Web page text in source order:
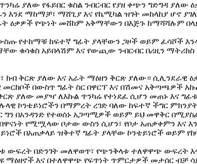
ያለው የፋይበር ቁስል ንብርብር የያዘ ቀጭን ግድግዳ
እንደ ማከማቻ፣ ማሸጊያ እና የኬሚካል ዝገት መከላከያ ሆኖ
ዕቃዎች የጭነት መሸከም አቅማቸውን በእጅጉ ከማሻሻሉም
የተከማቹ ከፍተኛ ግፊት ያላቸውን ጋዞች ወይም ፈሳሾች
ቁሳቁስ አይበላሽም እና የውጪው ንብርብር በሪዚን ማትሪክስ
ቅርጽ ያለው እና አራት ማዕዘን ቅርጽ ያለው። ሲሊንደራዊ
በውስጥ ግፊት ስር በዋርፕ እና በሽመና አቅጣጫዎች
ያለው መያዣ ለእኩል ጥንካሬ የተነደፈ ሲሆን መጠኑ እና
ኮንቴይነሮችን በማምረት ረገድ ባለው ከፍተኛ ችግር
ግን በአንዳንድ የተወሰኑ አጋጣሚዎች ወይም ይህ መዋቅር
የሚሟላው ቦታው ውስን ሲሆን፣ የቦታ አጠቃቀምን እና
በአጠቃላይ ዝቅተኛ ግፊት ያላቸው ኮንቴይነሮች ወይም
ውፍረት በድንገት መለዋወጥ፣ የጭንቅላቱ ተለዋዋጭ ውፍረት እና
ማዕዘኖች እና በተለዋዋጭ የፍጥነት ጥምርታዎች መታሰር